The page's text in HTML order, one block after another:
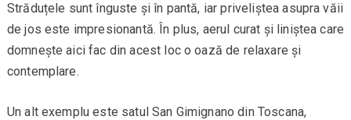
Străduțele sunt înguste și în pantă, iar priveliștea asupra văii
de jos este impresionantă. În plus, aerul curat și liniștea care
domnește aici fac din acest loc o oază de relaxare și
contemplare.
Un alt exemplu este satul San Gimignano din Toscana,